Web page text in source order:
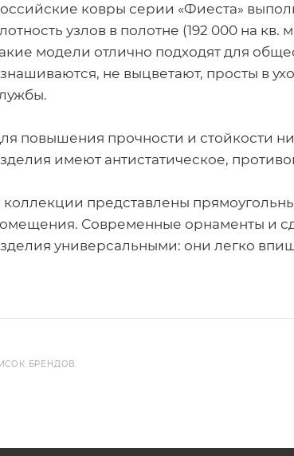
ковры серии «Фиеста»
узлов в полотне (192 000 на
модели отлично подходят для
не выцветают, просты в
повышения прочности и стойкости
имеют антистатическое,
коллекции представлены
Современные орнаменты и
универсальными: они легко
БРЕНДОВ